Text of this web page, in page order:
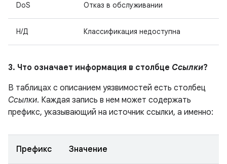
DoS Отказ в обслуживании
Н/Д Классификация недоступна
3. Что означает информация в столбце Ссылки?
В таблицах с описанием уязвимостей есть столбец
Ссылки. Каждая запись в нем может содержать
префикс, указывающий на источник ссылки, а именно:
Префикс Значение